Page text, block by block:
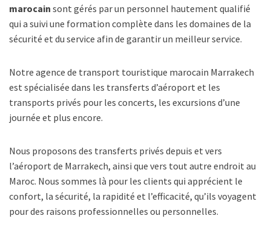
marocain sont gérés par un personnel hautement qualifié
qui a suivi une formation complète dans les domaines de la
sécurité et du service afin de garantir un meilleur service.
Notre agence de transport touristique marocain Marrakech
est spécialisée dans les transferts d’aéroport et les
transports privés pour les concerts, les excursions d’une
journée et plus encore.
Nous proposons des transferts privés depuis et vers
l’aéroport de Marrakech, ainsi que vers tout autre endroit au
Maroc. Nous sommes là pour les clients qui apprécient le
confort, la sécurité, la rapidité et l’efficacité, qu’ils voyagent
pour des raisons professionnelles ou personnelles.